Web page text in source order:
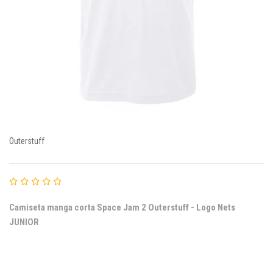
Outerstuff
Camiseta manga corta Space Jam 2 Outerstuff - Logo Nets
JUNIOR